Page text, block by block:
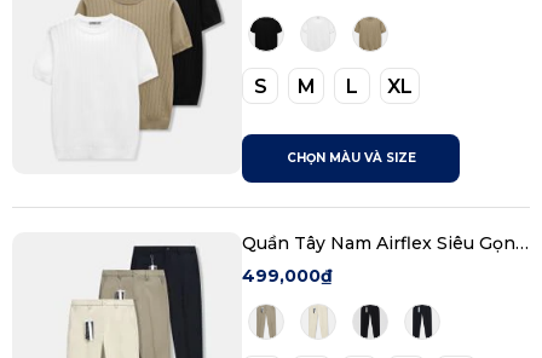
S M L XL
CHỌN MÀU VÀ SIZE
Quần Tây Nam Airflex Siêu Gọn
Nhẹ Performance Form Slim
499,000₫